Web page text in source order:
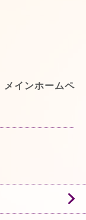
メインホームペ